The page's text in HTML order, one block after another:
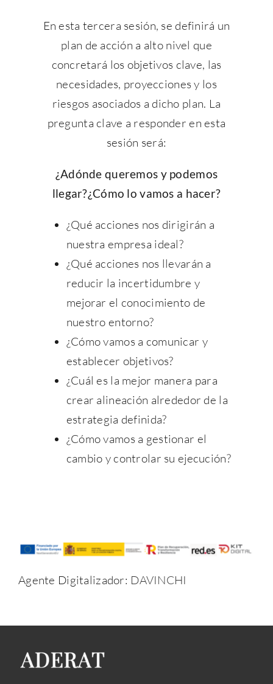
En esta tercera sesión, se definirá un
plan de acción a alto nivel que
concretará los objetivos clave, las
necesidades, proyecciones y los
riesgos asociados a dicho plan. La
pregunta clave a responder en esta
sesión será:
¿Adónde queremos y podemos
llegar?¿Cómo lo vamos a hacer?
¿Qué acciones nos dirigirán a
nuestra empresa ideal?
¿Qué acciones nos llevarán a
reducir la incertidumbre y
mejorar el conocimiento de
nuestro entorno?
¿Cómo vamos a comunicar y
establecer objetivos?
¿Cuál es la mejor manera para
crear alineación alrededor de la
estrategia definida?
¿Cómo vamos a gestionar el
cambio y controlar su ejecución?
Agente Digitalizador: DAVINCHI